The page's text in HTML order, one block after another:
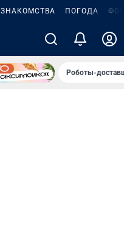
ЗНАКОМСТВА ПОГОДА
Роботы-